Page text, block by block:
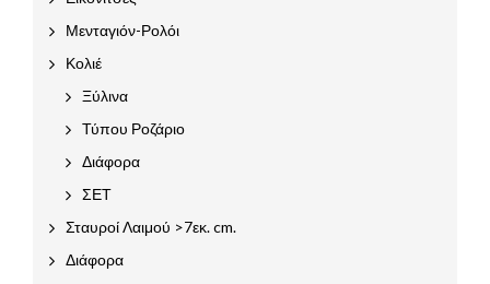
Μενταγιόν-Ρολόι
Κολιέ
Ξύλινα
Τύπου Ροζάριο
Διάφορα
ΣΕΤ
Σταυροί Λαιμού >7εκ. cm.
Διάφορα